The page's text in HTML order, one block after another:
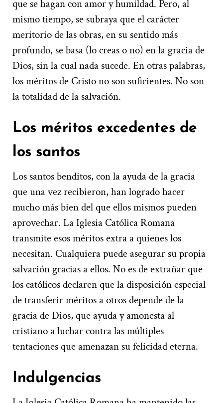
que se hagan con amor y humildad. Pero, al
mismo tiempo, se subraya que el carácter
meritorio de las obras, en su sentido más
profundo, se basa (lo creas o no) en la gracia de
Dios, sin la cual nada sucede. En otras palabras,
los méritos de Cristo no son suficientes. No son
la totalidad de la salvación.
Los méritos excedentes de
los santos
Los santos benditos, con la ayuda de la gracia
que una vez recibieron, han logrado hacer
mucho más bien del que ellos mismos pueden
aprovechar. La Iglesia Católica Romana
transmite esos méritos extra a quienes los
necesitan. Cualquiera puede asegurar su propia
salvación gracias a ellos. No es de extrañar que
los católicos declaren que la disposición especial
de transferir méritos a otros depende de la
gracia de Dios, que ayuda y amonesta al
cristiano a luchar contra las múltiples
tentaciones que amenazan su felicidad eterna.
Indulgencias